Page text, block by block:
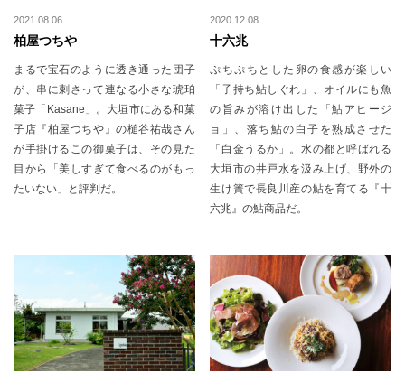
2021.08.06
柏屋つちや
まるで宝石のように透き通った団子
が、串に刺さって連なる小さな琥珀
菓子「Kasane」。大垣市にある和菓
子店『柏屋つちや』の槌谷祐哉さん
が手掛けるこの御菓子は、その見た
目から「美しすぎて食べるのがもっ
たいない」と評判だ。
2020.12.08
十六兆
ぷちぷちとした卵の食感が楽しい
「子持ち鮎しぐれ」、オイルにも魚
の旨みが溶け出した「鮎アヒージ
ョ」、落ち鮎の白子を熟成させた
「白金うるか」。水の都と呼ばれる
大垣市の井戸水を汲み上げ、野外の
生け簀で長良川産の鮎を育てる『十
六兆』の鮎商品だ。